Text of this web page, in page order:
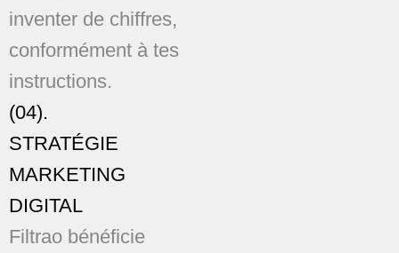
inventer de chiffres,
conformément à tes
instructions.
(04).
STRATÉGIE
MARKETING
DIGITAL
Filtrao bénéficie